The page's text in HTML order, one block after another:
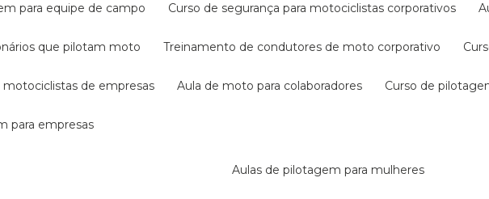
para equipe de campo curso de segurança para motociclistas corporativos
que pilotam moto treinamento de condutores de moto corporativo
motociclistas de empresas aula de moto para colaboradores curso de
para empresas
aulas de pilotagem para mulheres